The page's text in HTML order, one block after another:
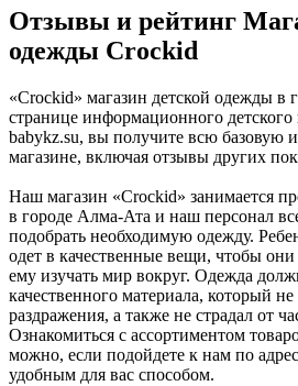
Отзывы и рейтинг
одежды Crockid
«Crockid» магазин детской одежды в
странице информационного детского
babykz.su, вы получите всю
магазине, включая отзывы других
Наш магазин «Crockid» занимается
в городе Алма-Ата и наш персонал
подобрать необходимую одежду.
одет в качественные вещи, чтобы
ему изучать мир вокруг. Одежда
качественного материала, который
раздражения, а также не страдал от
Ознакомиться с ассортиментом
можно, если подойдете к нам по
удобным для вас способом.